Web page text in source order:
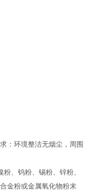
：环境整洁无烟尘，周围
、钨粉、锡粉、锌粉、
金粉或金属氧化物粉末